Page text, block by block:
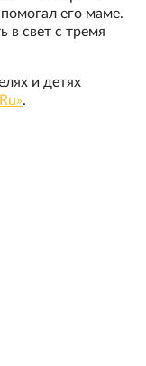
его маме.
в свет с тремя
и детях
.